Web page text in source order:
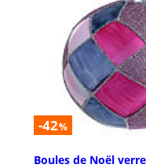
-42%
Boules de Noël